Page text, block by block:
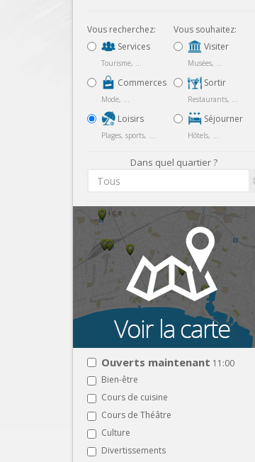
Vous recherchez:
Services
Tourisme, ...
Commerces
Mode, ...
Loisirs
Plages, sports, ...
Vous souhaitez:
Visiter
Musées, ...
Sortir
Restaurants, ...
Séjourner
Hôtels, ...
Dans quel quartier ?
Tous
Ouverts maintenant 11:00
Bien-être
Cours de cuisine
Cours de Théâtre
Culture
Divertissements